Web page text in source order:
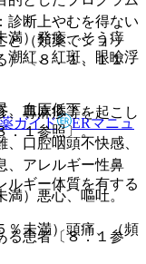
断上やむを得ない
と（類薬でショッ
）〔８．１、１１．
蕁麻疹等を起こし
．１参照〕。
アレルギー性鼻
ルギー体質を有する
る患者〔８．１参
満）発疹、そう痒
潮紅、紅斑、眼瞼浮
、血圧低下。
口腔咽頭不快感、
）悪心、嘔吐。
％未満）頭痛、（頻
ガイド
ERマニュ